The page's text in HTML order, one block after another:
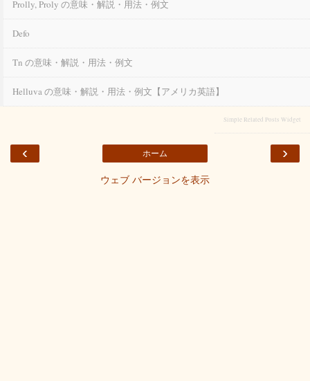
Prolly, Proly の意味・解説・用法・例文
Defo
Tn の意味・解説・用法・例文
Helluva の意味・解説・用法・例文【アメリカ英語】
Simple Related Posts Widget
‹ ›
ホーム
ウェブ バージョンを表示